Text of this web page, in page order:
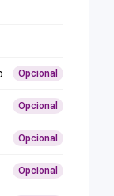
Opcional
Opcional
Opcional
Opcional